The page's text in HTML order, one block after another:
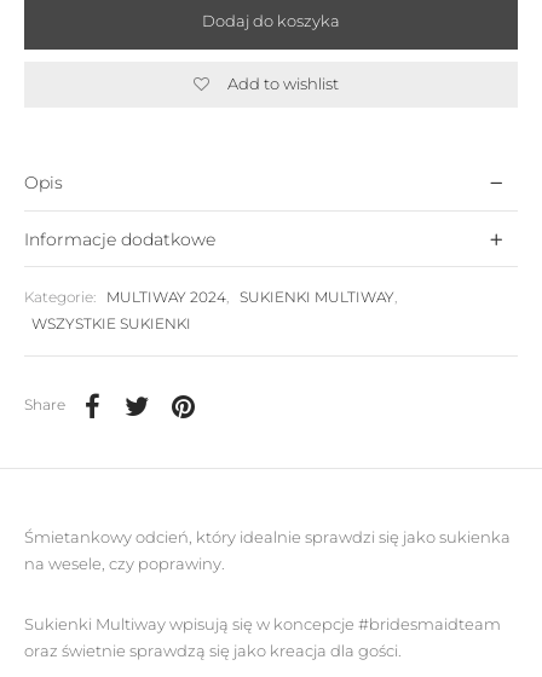
Dodaj do koszyka
Add to wishlist
Opis
Informacje dodatkowe
Kategorie: MULTIWAY 2024, SUKIENKI MULTIWAY,
WSZYSTKIE SUKIENKI
Share
Śmietankowy odcień, który idealnie sprawdzi się jako sukienka
na wesele, czy poprawiny.
Sukienki Multiway wpisują się w koncepcje #bridesmaidteam
oraz świetnie sprawdzą się jako kreacja dla gości.